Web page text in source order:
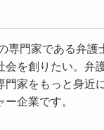
専門家である弁護
会を創りたい。弁
門家をもっと身近
企業です。